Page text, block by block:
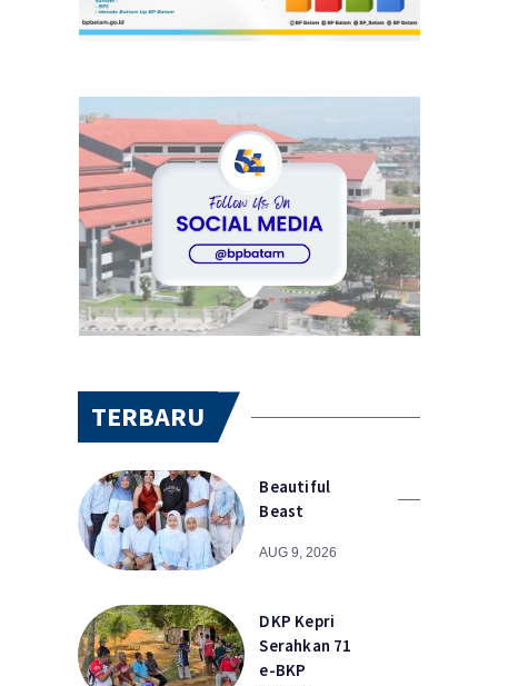
TERBARU
Beautiful
Beast
AUG 9, 2026
DKP Kepri
Serahkan 71
e-BKP